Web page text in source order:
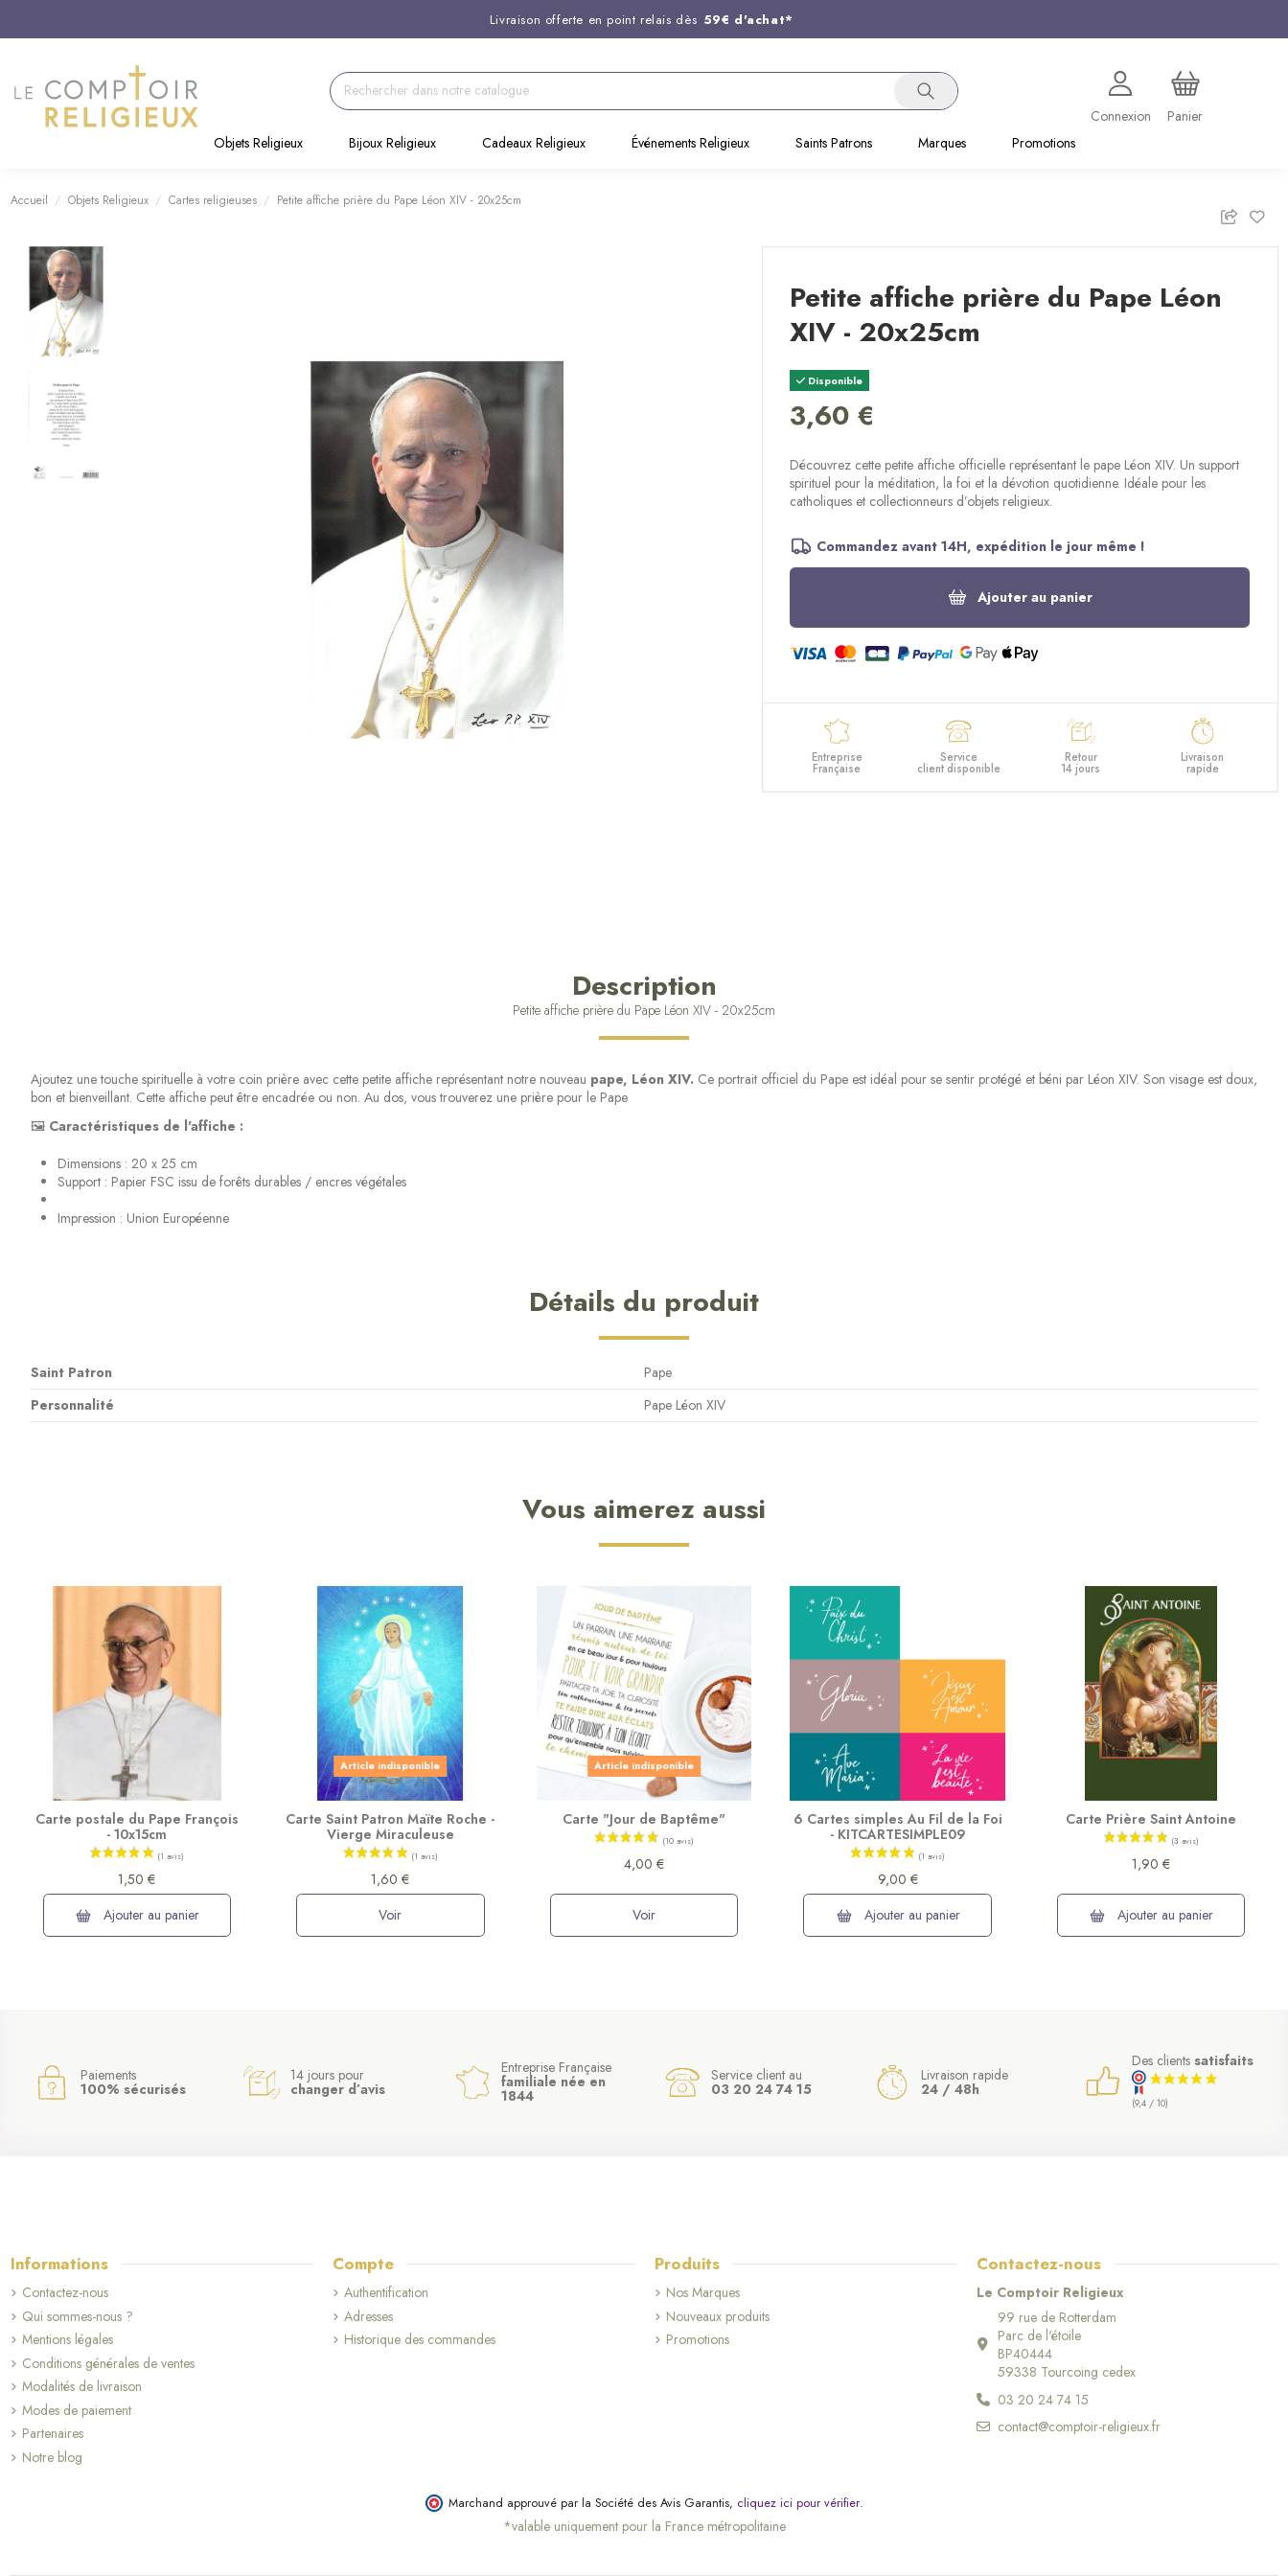
Livraison offerte en point relais dès 59€ d'achat*
Support client disponible au
Commandez avant 14H, expédition le jour même !
Connexion
Panier
Objets Religieux
Bijoux Religieux Cadeaux Religieux Événements Religieux Saints Patrons Marques Promotions
Accueil Objets Religieux Cartes religieuses Petite affiche prière du Pape Léon XIV - 20x25cm
Petite affiche prière du Pape Léon
XIV - 20x25cm
Disponible
3,60 €
Découvrez cette petite affiche officielle représentant le pape Léon XIV. Un support
spirituel pour la méditation, la foi et la dévotion quotidienne. Idéale pour les
catholiques et collectionneurs d’objets religieux.
Commandez avant 14H, expédition le jour même !
Ajouter au panier
Entreprise
Française
Service
client disponible
Retour
14 jours
Livraison
rapide
Description
Petite affiche prière du Pape Léon XIV - 20x25cm
Ajoutez une touche spirituelle à votre coin prière avec cette petite affiche représentant notre nouveau pape, Léon XIV. Ce portrait officiel du Pape est idéal pour se sentir protégé et béni par Léon XIV. Son visage est doux,
bon et bienveillant. Cette affiche peut être encadrée ou non. Au dos, vous trouverez une prière pour le Pape
🖼️ Caractéristiques de l'affiche :
Dimensions : 20 x 25 cm
Support : Papier FSC issu de forêts durables / encres végétales
Impression : Union Européenne
Détails du produit
Saint Patron
Pape
Personnalité
Pape Léon XIV
Vous aimerez aussi
Carte postale du Pape François
- 10x15cm
1,50 €
Ajouter au panier
Article indisponible
Carte Saint Patron Maïte Roche -
Vierge Miraculeuse
1,60 €
Voir
Article indisponible
Carte "Jour de Baptême"
4,00 €
Voir
6 Cartes simples Au Fil de la Foi
- KITCARTESIMPLE09
9,00 €
Ajouter au panier
Carte Prière Saint Antoine
1,90 €
Ajouter au panier
Paiements
100% sécurisés
14 jours pour
changer d’avis
Entreprise Française
familiale née en
1844
Service client au
03 20 24 74 15
Livraison rapide
24 / 48h
Des clients satisfaits
(9,4 / 10)
Informations
Contactez-nous
Qui sommes-nous ?
Mentions légales
Conditions générales de ventes
Modalités de livraison
Modes de paiement
Partenaires
Notre blog
Compte
Authentification
Adresses
Historique des commandes
Produits
Nos Marques
Nouveaux produits
Promotions
Contactez-nous
Le Comptoir Religieux
99 rue de Rotterdam
Parc de l'étoile
BP40444
59338 Tourcoing cedex
03 20 24 74 15
contact@comptoir-religieux.fr
Marchand approuvé par la Société des Avis Garantis, cliquez ici pour vérifier.
*valable uniquement pour la France métropolitaine